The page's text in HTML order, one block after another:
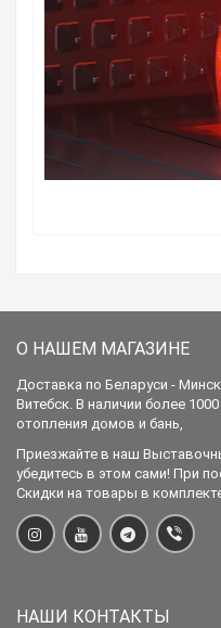
О НАШЕМ МАГАЗИНЕ
Доставка по Беларуси -
Витебск. В наличии более
отопления домов и бань,
Приезжайте в наш
убедитесь в этом сами! При
Скидки на товары в
НАШИ КОНТАКТЫ